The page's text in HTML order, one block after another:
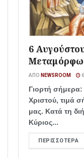
6
ΑΠΌ NEWSROOM
Γιορτή
Χριστού, τιμά
μας. Κατά τη
Κύριος...
ΠΕΡΙΣΣΌΤΕΡΑ